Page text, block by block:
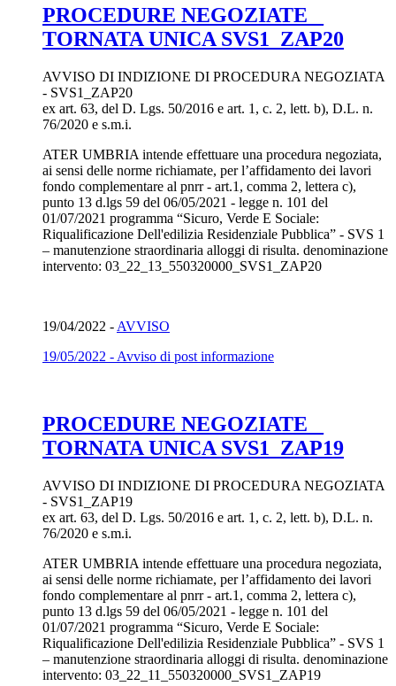
PROCEDURE NEGOZIATE _
TORNATA UNICA SVS1_ZAP20
AVVISO DI INDIZIONE DI PROCEDURA NEGOZIATA
- SVS1_ZAP20
ex art. 63, del D. Lgs. 50/2016 e art. 1, c. 2, lett. b), D.L. n.
76/2020 e s.m.i.
ATER UMBRIA intende effettuare una procedura negoziata,
ai sensi delle norme richiamate, per l’affidamento dei lavori
fondo complementare al pnrr - art.1, comma 2, lettera c),
punto 13 d.lgs 59 del 06/05/2021 - legge n. 101 del
01/07/2021 programma “Sicuro, Verde E Sociale:
Riqualificazione Dell'edilizia Residenziale Pubblica” - SVS 1
– manutenzione straordinaria alloggi di risulta. denominazione
intervento: 03_22_13_550320000_SVS1_ZAP20
19/04/2022 - AVVISO
19/05/2022 - Avviso di post informazione
PROCEDURE NEGOZIATE _
TORNATA UNICA SVS1_ZAP19
AVVISO DI INDIZIONE DI PROCEDURA NEGOZIATA
- SVS1_ZAP19
ex art. 63, del D. Lgs. 50/2016 e art. 1, c. 2, lett. b), D.L. n.
76/2020 e s.m.i.
ATER UMBRIA intende effettuare una procedura negoziata,
ai sensi delle norme richiamate, per l’affidamento dei lavori
fondo complementare al pnrr - art.1, comma 2, lettera c),
punto 13 d.lgs 59 del 06/05/2021 - legge n. 101 del
01/07/2021 programma “Sicuro, Verde E Sociale:
Riqualificazione Dell'edilizia Residenziale Pubblica” - SVS 1
– manutenzione straordinaria alloggi di risulta. denominazione
intervento: 03_22_11_550320000_SVS1_ZAP19